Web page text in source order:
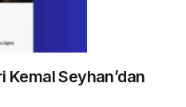
Kemal Seyhan’dan